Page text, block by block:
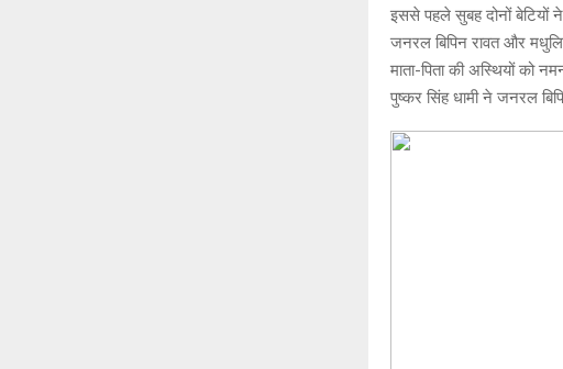
p
k
इससे पहले सुबह दोनों बेटियों
जनरल बिपिन रावत और
माता-पिता की अस्थियों को
पुष्कर सिंह धामी ने जनरल